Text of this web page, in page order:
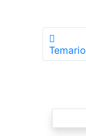
Temario